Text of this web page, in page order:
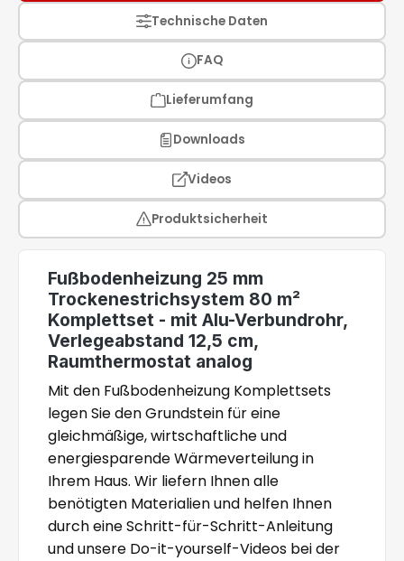
Technische Daten
FAQ
Lieferumfang
Downloads
Videos
Produktsicherheit
Fußbodenheizung 25 mm
Trockenestrichsystem 80 m²
Komplettset - mit Alu-Verbundrohr,
Verlegeabstand 12,5 cm,
Raumthermostat analog
Mit den Fußbodenheizung Komplettsets
legen Sie den Grundstein für eine
gleichmäßige, wirtschaftliche und
energiesparende Wärmeverteilung in
Ihrem Haus. Wir liefern Ihnen alle
benötigten Materialien und helfen Ihnen
durch eine Schritt-für-Schritt-Anleitung
und unsere Do-it-yourself-Videos bei der